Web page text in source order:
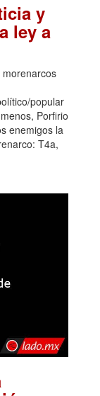
y
ley a
popular
Porfirio
enemigos la
T4a,